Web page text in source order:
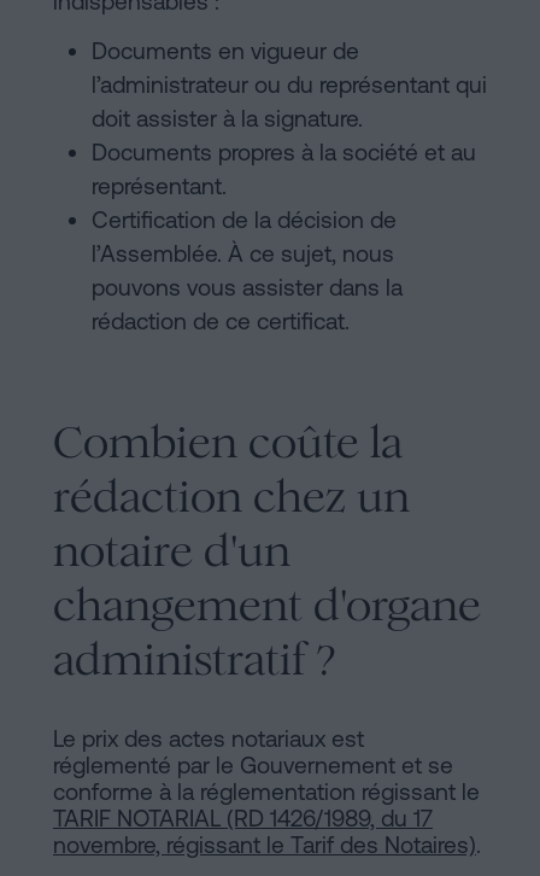
Documents en vigueur de
l’administrateur ou du représentant qui
doit assister à la signature.
Documents propres à la société et au
représentant.
Certification de la décision de
l’Assemblée. À ce sujet, nous
pouvons vous assister dans la
rédaction de ce certificat.
Combien coûte la
rédaction chez un
notaire d'un
changement d'organe
administratif ?
Le prix des actes notariaux est
réglementé par le Gouvernement et se
conforme à la réglementation régissant le
TARIF NOTARIAL (RD 1426/1989, du 17
novembre, régissant le Tarif des Notaires).